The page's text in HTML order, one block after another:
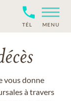
TÉL MENU
vous donne
à travers